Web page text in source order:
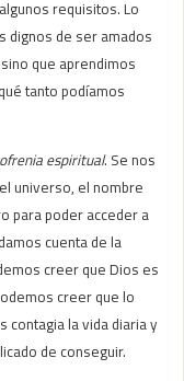
requisitos. Lo
dignos de ser amados
que aprendimos
tanto podíamos
espiritual. Se nos
universo, el nombre
para poder acceder a
cuenta de la
creer que Dios es
creer que lo
contagia la vida diaria y
de conseguir.